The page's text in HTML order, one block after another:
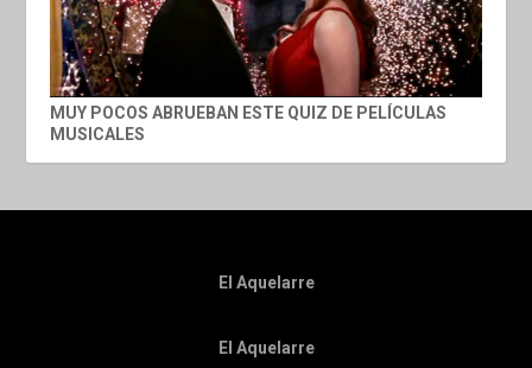
MUY POCOS ABRUEBAN ESTE QUIZ DE PELÍCULAS
MUSICALES
El Aquelarre
El Aquelarre